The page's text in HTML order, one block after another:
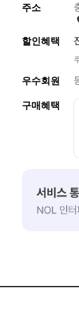
주소
할인혜택
우수회원
구매혜택